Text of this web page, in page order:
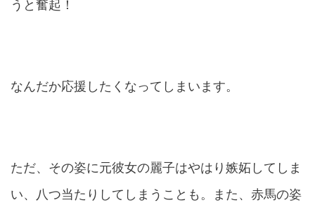
うと奮起！
なんだか応援したくなってしまいます。
ただ、その姿に元彼女の麗子はやはり嫉妬してしま
い、八つ当たりしてしまうことも。また、赤馬の姿